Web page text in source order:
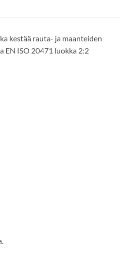
kestää rauta- ja maanteiden
EN ISO 20471 luokka 2:2